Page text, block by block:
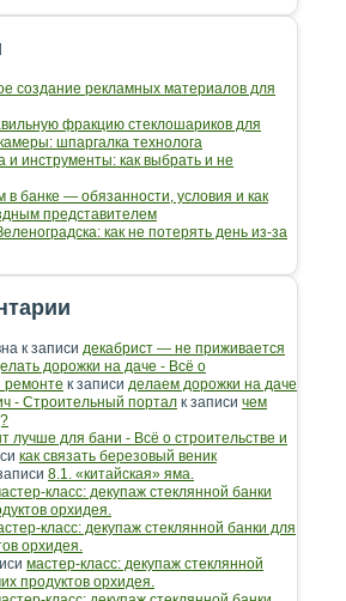
создание рекламных материалов для
фракцию стеклошариков для
шпаргалка технолога
и инструменты: как выбрать и не
в банке — обязанности, условия и как
представителем
как не потерять день из-за
к записи декабрист — не приживается
дорожки на даче - Всё о
ремонте к записи делаем дорожки на даче
- Строительный портал к записи чем
лучше для бани - Всё о строительстве и
как связать березовый веник
8.1. «китайская» яма.
класс: декупаж стеклянной банки
орхидея.
класс: декупаж стеклянной банки для
орхидея.
мастер-класс: декупаж стеклянной
продуктов орхидея.